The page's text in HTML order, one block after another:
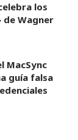
los
de Wagner
MacSync
guía falsa